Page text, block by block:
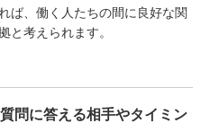
ば、働く人たちの間に良好な関
と考えられます。
問に答える相手やタイミン